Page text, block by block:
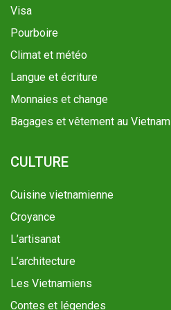
Visa
Pourboire
Climat et météo
Langue et écriture
Monnaies et change
Bagages et vêtement au Vietnam
CULTURE
Cuisine vietnamienne
Croyance
L’artisanat
L’architecture
Les Vietnamiens
Contes et légendes